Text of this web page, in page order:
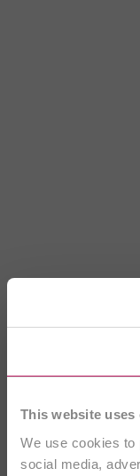
This website uses
We use cookies to
social media,